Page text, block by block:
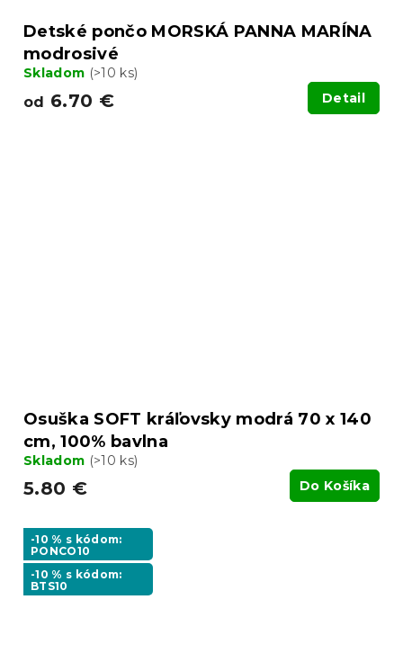
Detské pončo MORSKÁ PANNA MARÍNA
modrosivé
Skladom (>10 ks)
od 6.70 € Detail
Osuška SOFT kráľovsky modrá 70 x 140
cm, 100% bavlna
Skladom (>10 ks)
5.80 € Do Košíka
-10 % s kódom:
PONCO10
-10 % s kódom:
BTS10